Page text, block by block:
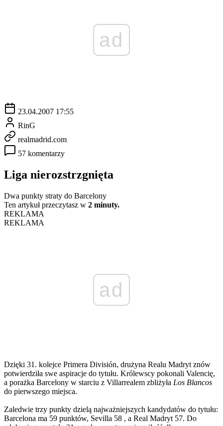
ad
23.04.2007 17:55
RinG
realmadrid.com
57 komentarzy
Liga nierozstrzgnięta
Dwa punkty straty do Barcelony
Ten artykuł przeczytasz w 2 minuty.
REKLAMA
REKLAMA
ad
Dzięki 31. kolejce Primera División, drużyna Realu Madryt znów
potwierdziła swe aspiracje do tytułu. Królewscy pokonali Valencię,
a porażka Barcelony w starciu z Villarrealem zbliżyła Los Blancos
do pierwszego miejsca.
Zaledwie trzy punkty dzielą najważniejszych kandydatów do tytułu:
Barcelona ma 59 punktów, Sevilla 58 , a Real Madryt 57. Do